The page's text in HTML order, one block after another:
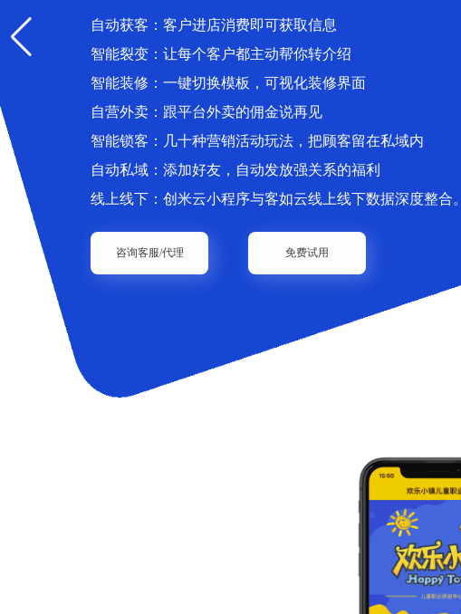
自动获客：客户进店消费即可获取信息
智能裂变：让每个客户都主动帮你转介绍
智能装修：一键切换模板，可视化装修界面
自营外卖：跟平台外卖的佣金说再见
智能锁客：几十种营销活动玩法，把顾客留在私域内
自动私域：添加好友，自动发放强关系的福利
线上线下：创米云小程序与客如云线上线下数据深度整合。
咨询客服/代理 免费试用